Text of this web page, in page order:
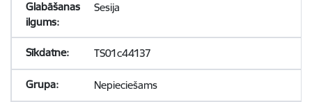
Sesija
TS01c44137
Nepieciešams